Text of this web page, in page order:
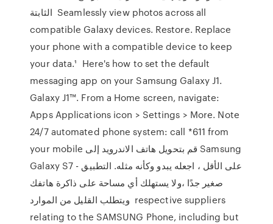
الثابتة Seamlessly view photos across all
compatible Galaxy devices. Restore. Replace
your phone with a compatible device to keep
your data.¹ Here's how to set the default
messaging app on your Samsung Galaxy J1.
Galaxy J1™. From a Home screen, navigate:
Apps Applications icon > Settings > More. Note
24/7 automated phone system: call *611 from
your mobile قم بتحويل هاتف الاندرويد إلى Samsung
Galaxy S7 - على الأقل ، اجعله يبدو وكأنه مثله. التطبيق
صغير جدًا ،ولا يستهلك أي مساحة على ذاكرة هاتفك
ويتطلب القليل من الموارد respective suppliers
relating to the SAMSUNG Phone, including but